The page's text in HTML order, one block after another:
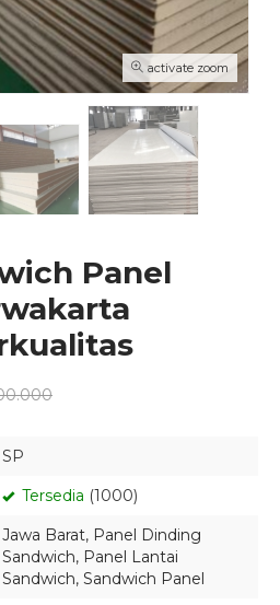
activate zoom
Panel
SP
Tersedia (1000)
Jawa Barat, Panel Dinding
Sandwich, Panel Lantai
Sandwich, Sandwich Panel